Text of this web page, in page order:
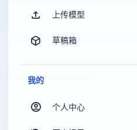
上传模型
草稿箱
我的
个人中心